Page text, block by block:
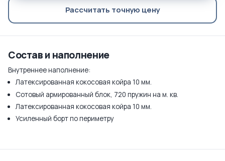
Рассчитать точную цену
Состав и наполнение
Внутреннее наполнение:
Латексированная кокосовая койра 10 мм.
Сотовый армированный блок, 720 пружин на м. кв.
Латексированная кокосовая койра 10 мм.
Усиленный борт по периметру